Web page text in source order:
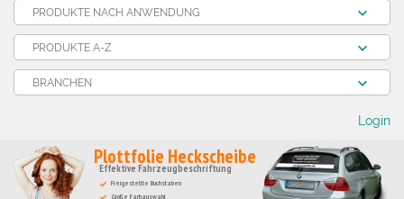
PRODUKTE NACH ANWENDUNG
PRODUKTE A-Z
BRANCHEN
Login
Plottfolie Heckscheibe
Effektive Fahrzeugbeschriftung
Freigestellte Buchstaben
Große Farbauswahl